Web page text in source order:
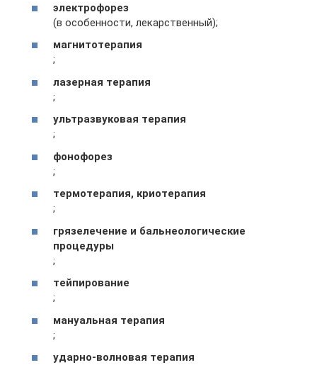
электрофорез
(в особенности, лекарственный);
магнитотерапия
;
лазерная терапия
;
ультразвуковая терапия
;
фонофорез
;
термотерапия, криотерапия
;
грязелечение и бальнеологические
процедуры
;
тейпирование
;
мануальная терапия
;
ударно-волновая терапия